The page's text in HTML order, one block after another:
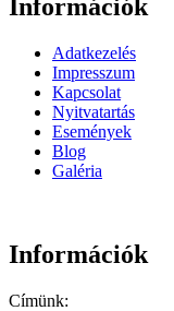
Információk
Adatkezelés
Impresszum
Kapcsolat
Nyitvatartás
Események
Blog
Galéria
Információk
Címünk: